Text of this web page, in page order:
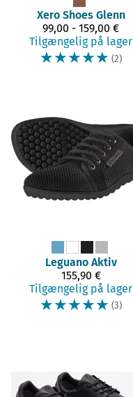
Xero Shoes Glenn
99,00 - 159,00 €
Tilgængelig på lager
☆☆☆☆☆ (2)
Leguano Aktiv
155,90 €
Tilgængelig på lager
☆☆☆☆☆ (3)